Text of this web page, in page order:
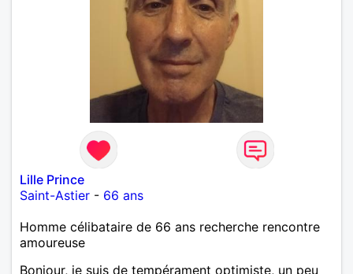
Lille Prince
Saint-Astier - 66 ans
Homme célibataire de 66 ans recherche rencontre
amoureuse
Bonjour, je suis de tempérament optimiste, un peu